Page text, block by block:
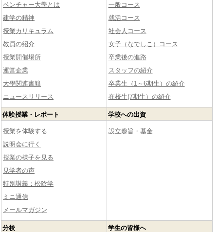
ベンチャー大學とは
建学の精神
授業カリキュラム
教員の紹介
授業開催場所
運営企業
大學関連書籍
ニュースリリース
一般コース
就活コース
社会人コース
女子（なでしこ）コース
卒業後の進路
スタッフの紹介
卒業生（1～6期生）の紹介
在校生(7期生）の紹介
体験授業・レポート
授業を体験する
説明会に行く
授業の様子を見る
見学者の声
特別講義：松陰学
ミニ通信
メールマガジン
学校への出資
設立趣旨・基金
分校 学生の皆様へ